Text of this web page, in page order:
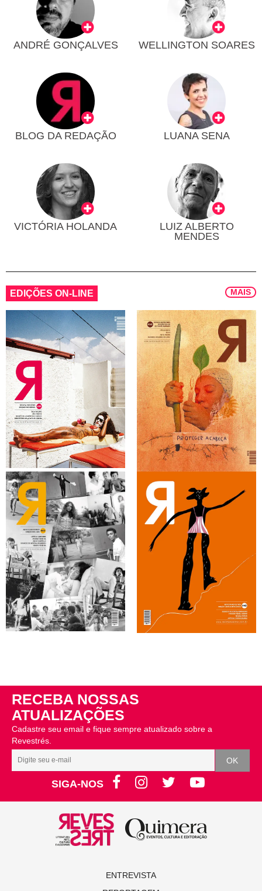
ANDRÉ GONÇALVES WELLINGTON SOARES
BLOG DA REDAÇÃO LUANA SENA
VICTÓRIA HOLANDA
LUIZ ALBERTO
MENDES
EDIÇÕES ON-LINE MAIS
RECEBA NOSSAS
ATUALIZAÇÕES
Cadastre seu email e fique sempre atualizado sobre a
Revestrés.
SIGA-NOS
ENTREVISTA